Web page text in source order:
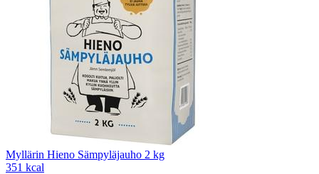
Myllärin Hieno Sämpyläjauho 2 kg
351 kcal